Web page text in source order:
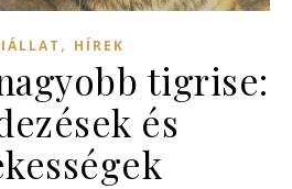
, HÍREK
tigrise:
és